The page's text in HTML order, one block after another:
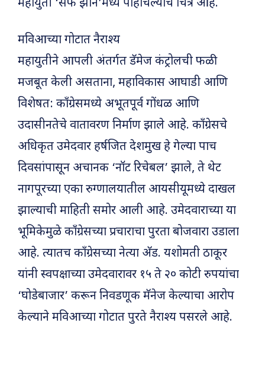
महायुती ‘सेफ झोन’मध्ये पोहोचल्याचे चित्र आहे.
मविआच्या गोटात नैराश्य
महायुतीने आपली अंतर्गत डॅमेज कंट्रोलची फळी
मजबूत केली असताना, महाविकास आघाडी आणि
विशेषत: काँग्रेसमध्ये अभूतपूर्व गोंधळ आणि
उदासीनतेचे वातावरण निर्माण झाले आहे. काँग्रेसचे
अधिकृत उमेदवार हर्षजित देशमुख हे गेल्या पाच
दिवसांपासून अचानक ‘नॉट रिचेबल’ झाले, ते थेट
नागपूरच्या एका रुग्णालयातील आयसीयूमध्ये दाखल
झाल्याची माहिती समोर आली आहे. उमेदवाराच्या या
भूमिकेमुळे काँग्रेसच्या प्रचाराचा पुरता बोजवारा उडाला
आहे. त्यातच काँग्रेसच्या नेत्या अ‍ॅड. यशोमती ठाकूर
यांनी स्वपक्षाच्या उमेदवारावर १५ ते २० कोटी रुपयांचा
‘घोडेबाजार’ करून निवडणूक मॅनेज केल्याचा आरोप
केल्याने मविआच्या गोटात पुरते नैराश्य पसरले आहे.